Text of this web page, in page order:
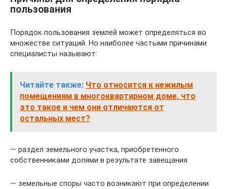
пользования
Порядок пользования землей может определяться во
множестве ситуаций. Но наиболее частыми причинами
специалисты называют:
Читайте также: Что относится к нежилым
помещениям в многоквартирном доме, что
это такое и чем они отличаются от
остальных мест?
— раздел земельного участка, приобретенного
собственниками долями в результате завещания
— земельные споры часто возникают при определении